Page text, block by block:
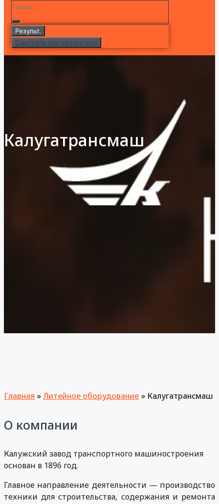
Результ.
Смотреть все результаты
Калугатрансмаш
Главная »Литейное оборудование » Калугатрансмаш
О компании
Калужский завод транспортного машиностроения
основан в 1896 год.
Главное направление деятельности — производство
техники для строительства, содержания и ремонта